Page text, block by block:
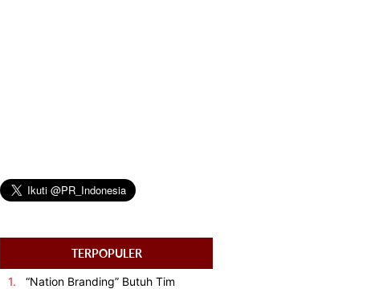
TERPOPULER
1.
“Nation Branding” Butuh Tim